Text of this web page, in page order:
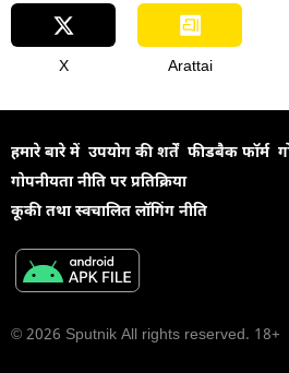
X Arattai
हमारे बारे में उपयोग की शर्तें फीडबैक फॉर्म
गोपनीयता नीति पर प्रतिक्रिया
कूकी तथा स्वचालित लॉगिंग नीति
© 2026 Sputnik All rights reserved. 18+